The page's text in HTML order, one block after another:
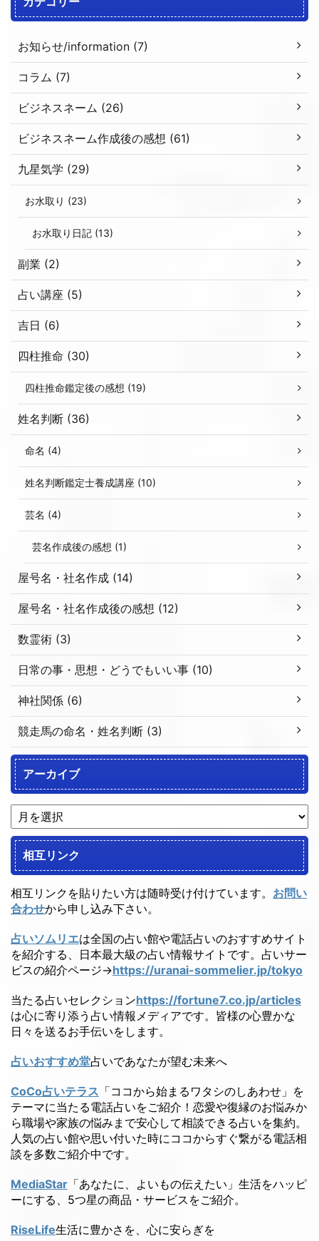
お知らせ/information (7)
コラム (7)
ビジネスネーム (26)
ビジネスネーム作成後の感想 (61)
九星気学 (29)
お水取り (23)
お水取り日記 (13)
副業 (2)
占い講座 (5)
吉日 (6)
四柱推命 (30)
四柱推命鑑定後の感想 (19)
姓名判断 (36)
命名 (4)
姓名判断鑑定士養成講座 (10)
芸名 (4)
芸名作成後の感想 (1)
屋号名・社名作成 (14)
屋号名・社名作成後の感想 (12)
数霊術 (3)
日常の事・思想・どうでもいい事 (10)
神社関係 (6)
競走馬の命名・姓名判断 (3)
アーカイブ
相互リンク
相互リンクを貼りたい方は随時受け付けています。 お問い
合わせから申し込み下さい。
占いソムリエは全国の占い館や電話占いのおすすめサイト
を紹介する、日本最大級の占い情報サイトです。占いサー
ビスの紹介ページ→https://uranai-sommelier.jp/tokyo
当たる占いセレクションhttps://fortune7.co.jp/articles
は心に寄り添う占い情報メディアです。皆様の心豊かな
日々を送るお手伝いをします。
占いおすすめ堂占いであなたが望む未来へ
CoCo占いテラス 「ココから始まるワタシのしあわせ」を
テーマに当たる電話占いをご紹介！恋愛や復縁のお悩みか
ら職場や家族の悩みまで安心して相談できる占いを集約。
人気の占い館や思い付いた時にココからすぐ繋がる電話相
談を多数ご紹介中です。
MediaStar 「あなたに、よいもの伝えたい」生活をハッピ
ーにする、5つ星の商品・サービスをご紹介。
RiseLife生活に豊かさを、心に安らぎを